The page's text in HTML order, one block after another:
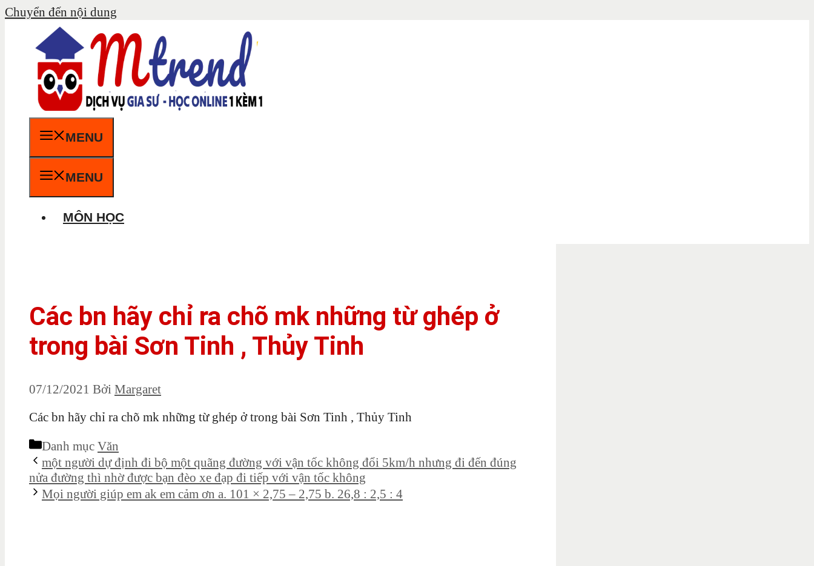
Chuyển đến nội dung
MENU
MENU
MÔN HỌC
Các bn hãy chỉ ra chõ mk những từ ghép ở
trong bài Sơn Tinh , Thủy Tinh
07/12/2021 Bởi Margaret
Các bn hãy chỉ ra chõ mk những từ ghép ở trong bài Sơn Tinh , Thủy Tinh
Danh mục Văn
một người dự định đi bộ một quãng đường với vận tốc không đổi 5km/h nhưng đi đến đúng
nửa đường thì nhờ được bạn đèo xe đạp đi tiếp với vận tốc không
Mọi người giúp em ak em cảm ơn a. 101 × 2,75 – 2,75 b. 26,8 : 2,5 : 4